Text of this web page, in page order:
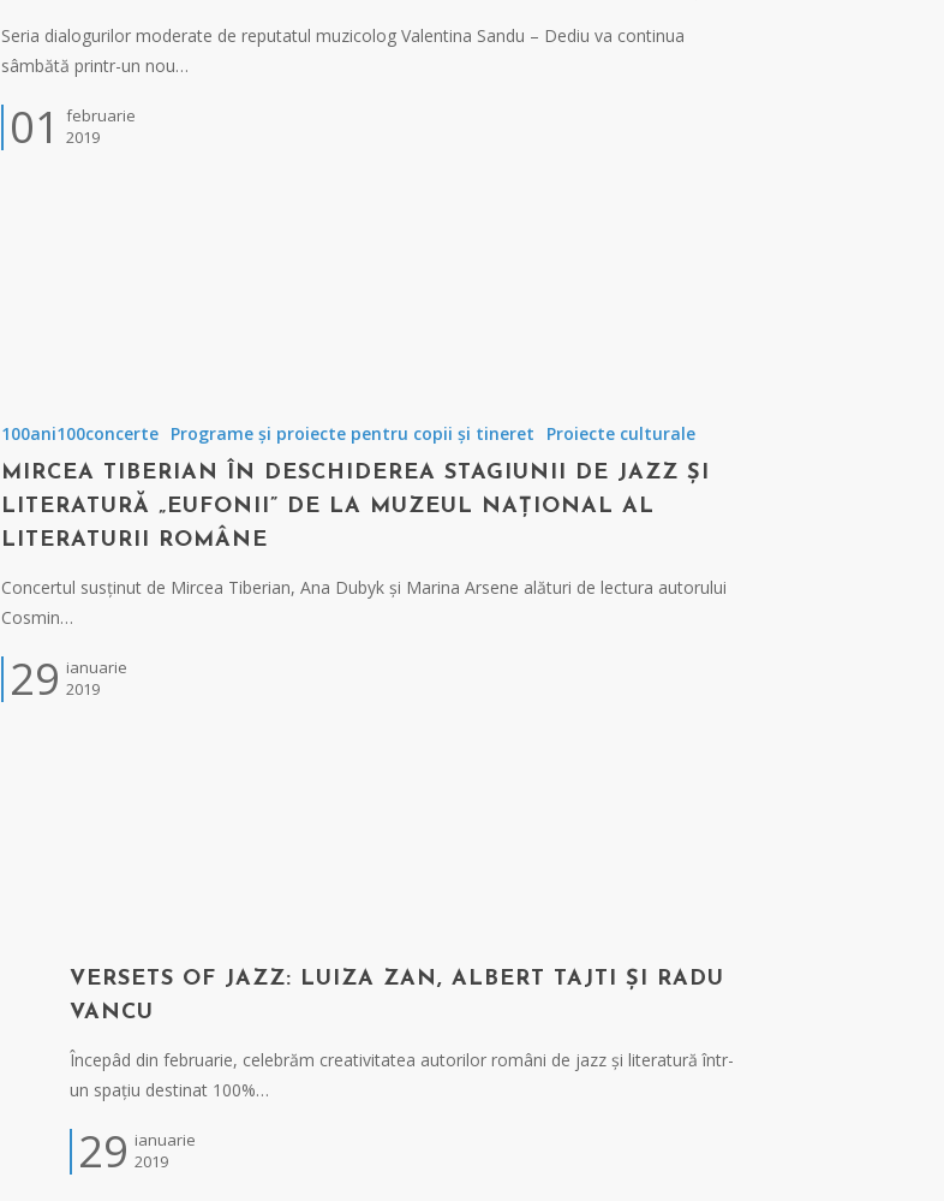
Seria dialogurilor moderate de reputatul muzicolog Valentina Sandu – Dediu va continua
sâmbătă printr-un nou…
01
februarie
2019
100ani100concerte Programe și proiecte pentru copii și tineret
Proiecte culturale
MIRCEA TIBERIAN ÎN DESCHIDEREA STAGIUNII DE JAZZ ȘI
LITERATURĂ „EUFONII” DE LA MUZEUL NAȚIONAL AL
LITERATURII ROMÂNE
Concertul susținut de Mircea Tiberian, Ana Dubyk și Marina Arsene alături de lectura autorului
Cosmin…
29 ianuarie
2019
VERSETS OF JAZZ: LUIZA ZAN, ALBERT TAJTI ȘI RADU
VANCU
Începâd din februarie, celebrăm creativitatea autorilor români de jazz și literatură într-
un spațiu destinat 100%…
29 ianuarie
2019